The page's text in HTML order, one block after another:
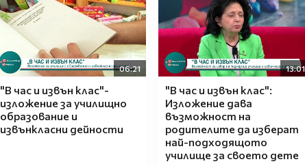
06:21
"В час и извън клас"-
изложение за училищно
образование и
извънкласни дейности
13:01
"В час и извън клас":
Изложение дава
възможност на
родителите да изберат
най-подходящото
училище за своето дете